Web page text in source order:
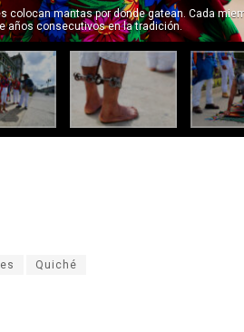
mantas por donde gatean. Cada
años consecutivos en la tradición.
Quiché